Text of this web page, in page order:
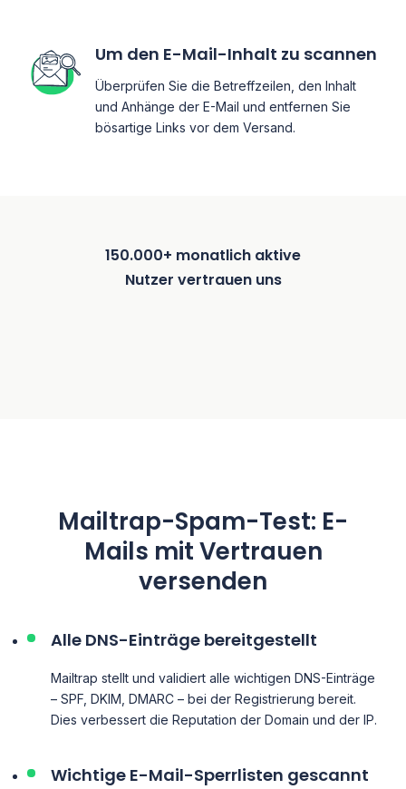
Um den E-Mail-Inhalt zu scannen
Überprüfen Sie die Betreffzeilen, den Inhalt
und Anhänge der E-Mail und entfernen Sie
bösartige Links vor dem Versand.
150.000+ monatlich aktive
Nutzer vertrauen uns
Mailtrap-Spam-Test: E-
Mails mit Vertrauen
versenden
Alle DNS-Einträge bereitgestellt
Mailtrap stellt und validiert alle wichtigen DNS-Einträge
– SPF, DKIM, DMARC – bei der Registrierung bereit.
Dies verbessert die Reputation der Domain und der IP.
Wichtige E-Mail-Sperrlisten gescannt